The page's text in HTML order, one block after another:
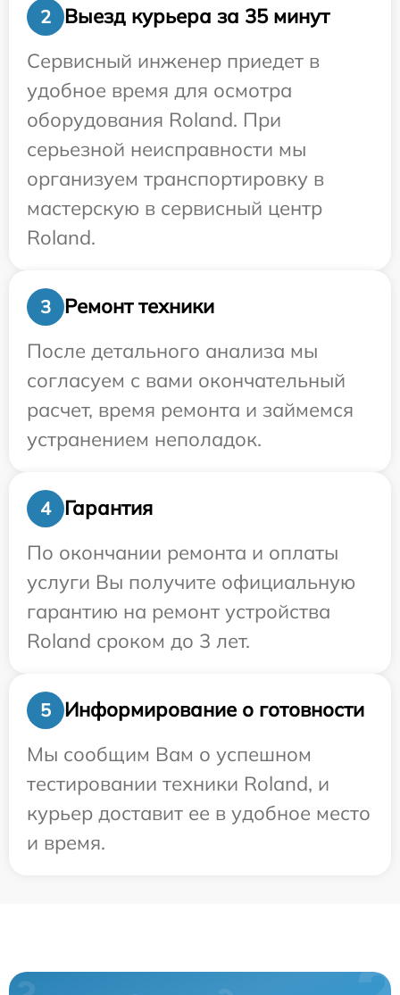
2
Выезд курьера за 35 минут
Сервисный инженер приедет в
удобное время для осмотра
оборудования Roland. При
серьезной неисправности мы
организуем транспортировку в
мастерскую в сервисный центр
Roland.
3
Ремонт техники
После детального анализа мы
согласуем с вами окончательный
расчет, время ремонта и займемся
устранением неполадок.
4
Гарантия
По окончании ремонта и оплаты
услуги Вы получите официальную
гарантию на ремонт устройства
Roland сроком до 3 лет.
5
Информирование о готовности
Мы сообщим Вам о успешном
тестировании техники Roland, и
курьер доставит ее в удобное место
и время.